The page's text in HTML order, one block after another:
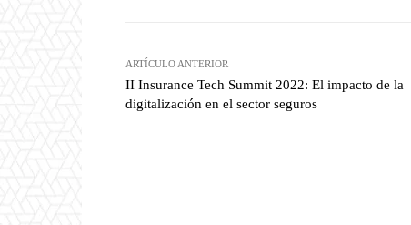
ARTÍCULO ANTERIOR
II Insurance Tech Summit 2022: El impacto de la
digitalización en el sector seguros